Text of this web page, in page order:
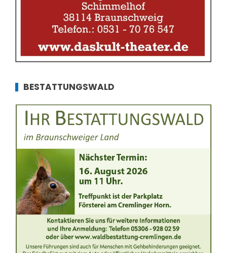
BESTATTUNGSWALD